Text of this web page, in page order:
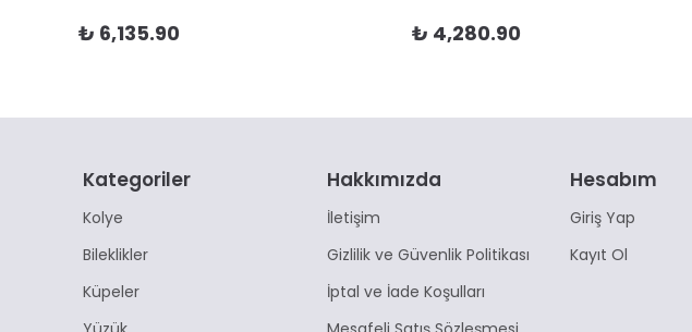
₺ 6,135.90 ₺ 4,280.90
Kategoriler
Kolye
Bileklikler
Küpeler
Hakkımızda
İletişim
Gizlilik ve Güvenlik Politikası
İptal ve İade Koşulları
Hesabım
Giriş Yap
Kayıt Ol